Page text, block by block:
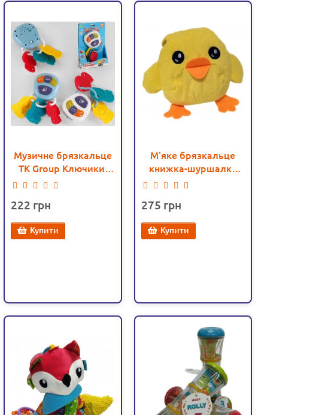
Музичне брязкальце
TK Group Ключики,
підсвічування, звук,
мелодія, 3
прорізувачі (22450)
222
Купити
М'яке брязкальце
книжка-шуршалка
Курча (889-324-7H)
275
Купити